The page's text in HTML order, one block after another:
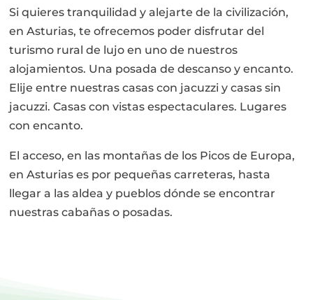
Si quieres tranquilidad y alejarte de la civilización,
en Asturias, te ofrecemos poder disfrutar del
turismo rural de lujo en uno de nuestros
alojamientos. Una posada de descanso y encanto.
Elije entre nuestras casas con jacuzzi y casas sin
jacuzzi. Casas con vistas espectaculares. Lugares
con encanto.
El acceso, en las montañas de los Picos de Europa,
en Asturias es por pequeñas carreteras, hasta
llegar a las aldea y pueblos dónde se encontrar
nuestras cabañas o posadas.